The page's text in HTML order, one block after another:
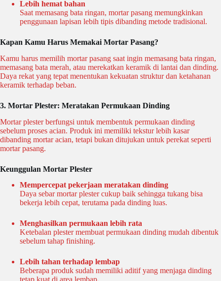
Lebih hemat bahan
Saat memasang bata ringan, mortar pasang memungkinkan
penggunaan lapisan lebih tipis dibanding metode tradisional.
Kapan Kamu Harus Memakai Mortar Pasang?
Kamu harus memilih mortar pasang saat ingin memasang bata ringan,
memasang bata merah, atau merekatkan keramik di lantai dan dinding.
Daya rekat yang tepat menentukan kekuatan struktur dan ketahanan
keramik terhadap beban.
3. Mortar Plester: Meratakan Permukaan Dinding
Mortar plester berfungsi untuk membentuk permukaan dinding
sebelum proses acian. Produk ini memiliki tekstur lebih kasar
dibanding mortar acian, tetapi bukan ditujukan untuk perekat seperti
mortar pasang.
Keunggulan Mortar Plester
Mempercepat pekerjaan meratakan dinding
Daya sebar mortar plester cukup baik sehingga tukang bisa
bekerja lebih cepat, terutama pada dinding luas.
Menghasilkan permukaan lebih rata
Ketebalan plester membuat permukaan dinding mudah dibentuk
sebelum tahap finishing.
Lebih tahan terhadap lembap
Beberapa produk sudah memiliki aditif yang menjaga dinding